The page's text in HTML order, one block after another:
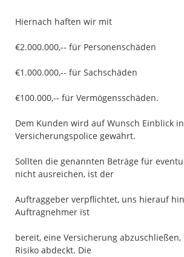
Hiernach haften wir mit
€2.000.000,-- für Personenschäden
€1.000.000,-- für Sachschäden
€100.000,-- für Vermögensschäden.
Dem Kunden wird auf Wunsch Einblick
Versicherungspolice gewährt.
Sollten die genannten Beträge für
nicht ausreichen, ist der
Auftraggeber verpflichtet, uns hierauf
Auftragnehmer ist
bereit, eine Versicherung
Risiko abdeckt. Die